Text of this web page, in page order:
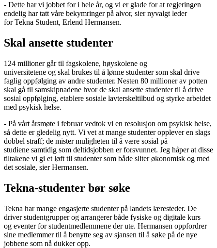
- Dette har vi jobbet for i hele år, og vi er glade for at regjeringen
endelig har tatt våre bekymringer på alvor, sier nyvalgt leder
for Tekna Student, Erlend Hermansen.
Skal ansette studenter
124 millioner går til fagskolene, høyskolene og
universitetene og skal brukes til å lønne studenter som skal drive
faglig oppfølging av andre studenter. Nesten 80 millioner av potten
skal gå til samskipnadene hvor de skal ansette studenter til å drive
sosial oppfølging, etablere sosiale lavterskeltilbud og styrke arbeidet
med psykisk helse.
- På vårt årsmøte i februar vedtok vi en resolusjon om psykisk helse,
så dette er gledelig nytt. Vi vet at mange studenter opplever en slags
dobbel straff; de mister muligheten til å være sosial på
studiene samtidig som deltidsjobben er forsvunnet. Jeg håper at disse
tiltakene vi gi et løft til studenter som både sliter økonomisk og med
det sosiale, sier Hermansen.
Tekna-studenter bør søke
Tekna har mange engasjerte studenter på landets læresteder. De
driver studentgrupper og arrangerer både fysiske og digitale kurs
og eventer for studentmedlemmene der ute. Hermansen oppfordrer
sine medlemmer til å benytte seg av sjansen til å søke på de nye
jobbene som nå dukker opp.